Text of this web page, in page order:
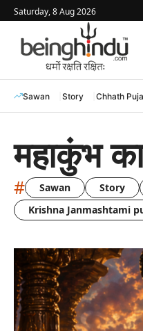
Saturday, 8 Aug 2026
Sawan Story Chhath Puja
महाकुंभ
# Sawan Story
Krishna Janmashtami